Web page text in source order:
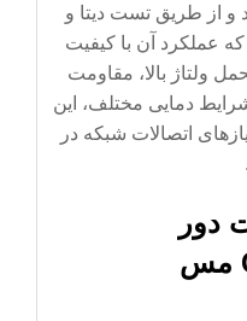
و از طریق تست دیتا و
عملکرد آن با کیفیت
ولتاژ بالا، مقاومت
دمایی مختلف، این
اتصالات شبکه در
دور
نگزنسCAT 6 SFTP مس